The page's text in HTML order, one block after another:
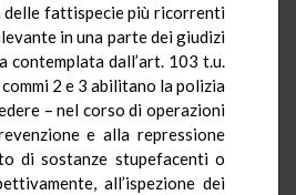
delle fattispecie più ricorrenti
in una parte dei giudizi
contemplata dall’art. 103 t.u.
2 e 3 abilitano la polizia
– nel corso di operazioni
e alla repressione
di sostanze stupefacenti o
all’ispezione dei